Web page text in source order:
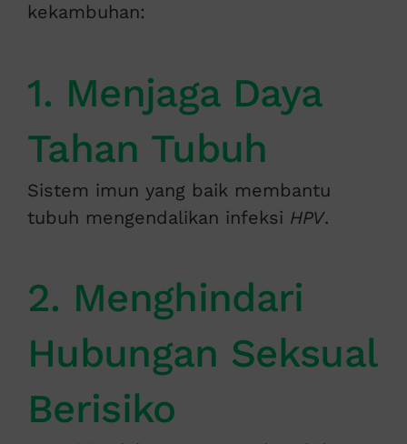
kekambuhan:
1. Menjaga Daya
Tahan Tubuh
Sistem imun yang baik membantu
tubuh mengendalikan infeksi HPV.
2. Menghindari
Hubungan Seksual
Berisiko